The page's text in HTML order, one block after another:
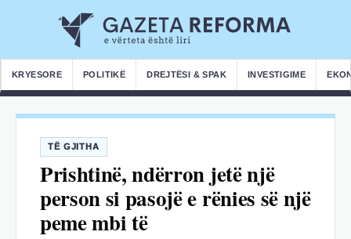
KRYESORE POLITIKË DREJTËSI & SPAK INVESTIGIME
TË GJITHA
Prishtinë, ndërron jetë një
person si pasojë e rënies së një
peme mbi të